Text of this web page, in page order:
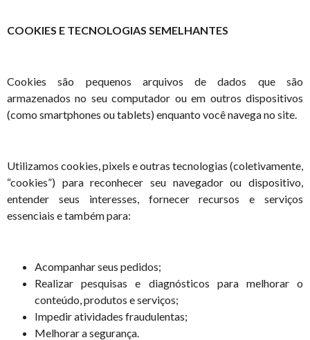
COOKIES E TECNOLOGIAS SEMELHANTES
Cookies são pequenos arquivos de dados que são
armazenados no seu computador ou em outros dispositivos
(como smartphones ou tablets) enquanto você navega no site.
Utilizamos cookies, pixels e outras tecnologias (coletivamente,
“cookies”) para reconhecer seu navegador ou dispositivo,
entender seus interesses, fornecer recursos e serviços
essenciais e também para:
Acompanhar seus pedidos;
Realizar pesquisas e diagnósticos para melhorar o
conteúdo, produtos e serviços;
Impedir atividades fraudulentas;
Melhorar a segurança.